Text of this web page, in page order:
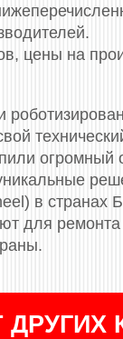
цены на
огромный
в странах
для
ДРУГИХ